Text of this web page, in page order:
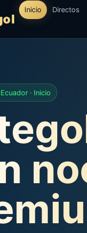
Inicio Directos
· Inicio